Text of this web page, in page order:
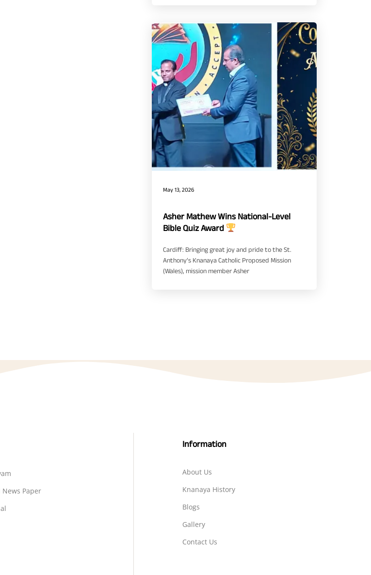
May 13, 2026
Asher Mathew Wins National-Level
Bible Quiz Award
Cardiff: Bringing great joy and pride to the St.
Anthony’s Knanaya Catholic Proposed Mission
(Wales), mission member Asher
Paper
Information
About Us
Knanaya History
Blogs
Gallery
Contact Us